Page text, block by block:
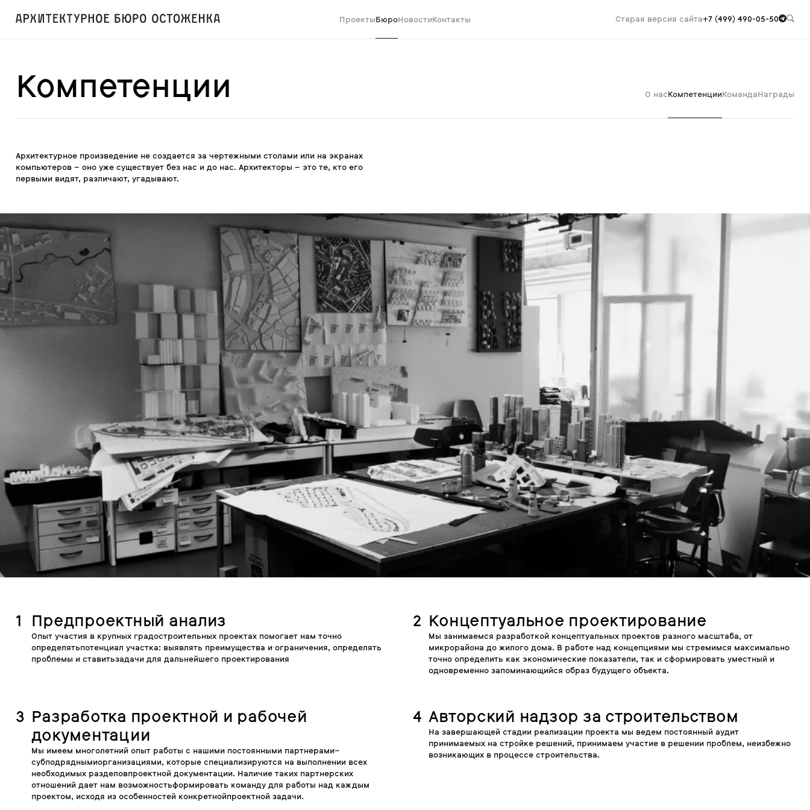
ПроектыБюроНовостиКонтакты Старая версия сайта+7 (499) 490-05-50
Компетенции О насКомпетенцииКомандаНаграды
Архитектурное произведение не создается за чертежными столами или на экранах
компьютеров – оно уже существует без нас и до нас. Архитекторы – это те, кто его
первыми видят, различают, угадывают.
1 Предпроектный анализ
Опыт участия в крупных градостроительных проектах помогает нам точно
определятьпотенциал участка: выявлять преимущества и ограничения, определять
проблемы и ставитьзадачи для дальнейшего проектирования
2 Концептуальное проектирование
Мы занимаемся разработкой концептуальных проектов разного масштаба, от
микрорайона до жилого дома. В работе над концепциями мы стремимся максимально
точно определить как экономические показатели, так и сформировать уместный и
одновременно запоминающийся образ будущего объекта.
3 Разработка проектной и рабочей
документации
Мы имеем многолетний опыт работы с нашими постоянными партнерами–
субподряднымиорганизациями, которые специализируются на выполнении всех
необходимых разделовпроектной документации. Наличие таких партнерских
отношений дает нам возможностьформировать команду для работы над каждым
проектом, исходя из особенностей конкретнойпроектной задачи.
4 Авторский надзор за строительством
На завершающей стадии реализации проекта мы ведем постоянный аудит
принимаемых на стройке решений, принимаем участие в решении проблем, неизбежно
возникающих в процессе строительства.